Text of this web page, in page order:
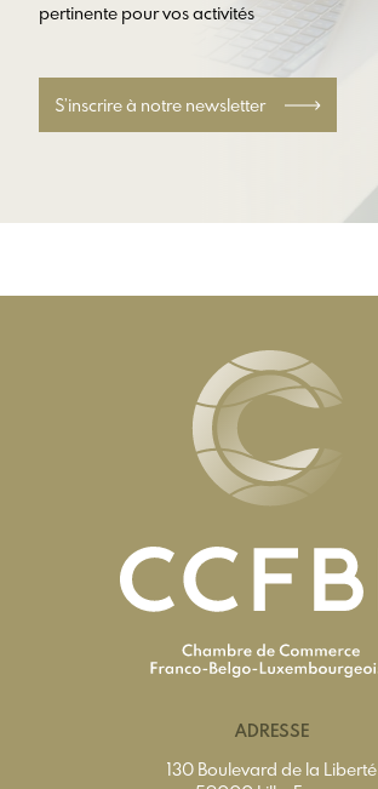
pertinente pour vos activités
S’inscrire à notre newsletter
ADRESSE
130 Boulevard de la Liberté